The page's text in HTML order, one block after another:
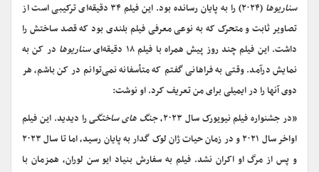
سناریوها
(۲۰۲۴) را به پایان رسانده بود. این فیلم ۳۴ دقیقه‌ای ترکیبی است از
تصاویر ثابت و متحرک که به نوعی معرفی فیلم بلندی بود که قصد ساختش را
داشت. این فیلم چند روز پیش همراه با فیلم‌ ۱۸ دقیقه‌ای
سناریوها در کن به
نمایش درآمد. وقتی به فراهانی گفتم که متأسفانه نمی‌توانم در کن باشم، هر
دوی آنها را در ایمیلی برای من تعریف کرد. او نوشت:
«در جشنواره فیلم نیویورک سال ۲۰۲۳،
جنگ های ساختگیرا دیدید. این فیلم
اواخر سال ۲۰۲۱ و در زمان حیات ژان لوک گدار به پایان رسید، اما تا سال ۲۰۲۳
و پس از مرگ او اکران نشد. فیلم به سفارش بنیاد ایو سن لوران، همزمان با